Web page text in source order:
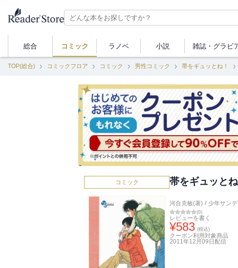
総合 コミック ラノベ 小説 雑誌・ グラビ
TOP(総合) コミックフロア コミック 男性コミック 帯をギュッとね！
コミック 帯をギュッとね
河合克敏(著) / 少年サン
(0)
レビューを書く
¥583 (税込)
クーポン利用対象商品
2011年12月09日 配信